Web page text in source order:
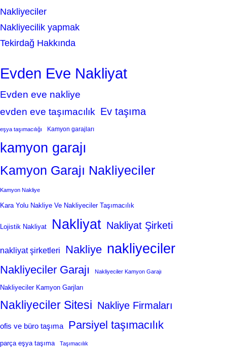
Nakliyeciler
Nakliyecilik yapmak
Tekirdağ Hakkında
Evden Eve Nakliyat
Evden eve nakliye
evden eve taşımacılık Ev taşıma
eşya taşımacılığı Kamyon garajları
kamyon garajı
Kamyon Garajı Nakliyeciler
Kamyon Nakliye
Kara Yolu Nakliye Ve Nakliyeciler Taşımacılık
Lojistik Nakliyat Nakliyat Nakliyat Şirketi
nakliyat şirketleri Nakliye nakliyeciler
Nakliyeciler Garajı Nakliyeciler Kamyon Garajı
Nakliyeciler Kamyon Garjları
Nakliyeciler Sitesi Nakliye Firmaları
ofis ve büro taşıma Parsiyel taşımacılık
parça eşya taşıma Taşımacılık